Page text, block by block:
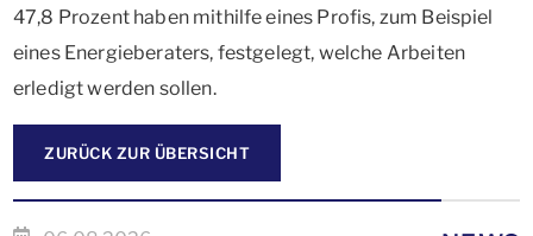
47,8 Prozent haben mithilfe eines Profis, zum Beispiel
eines Energieberaters, festgelegt, welche Arbeiten
erledigt werden sollen.
ZURÜCK ZUR ÜBERSICHT